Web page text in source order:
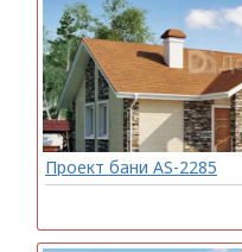
Проект бани AS-2285